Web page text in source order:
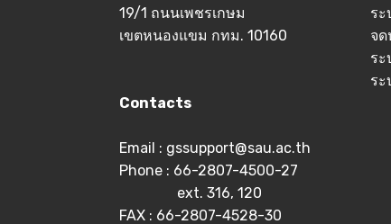
19/1 ถนนเพชรเกษม
เขตหนองแขม กทม. 10160
Contacts
Email : gssupport@sau.ac.th
Phone : 66-2807-4500-27
ext. 316, 120
FAX : 66-2807-4528-30
ระ
จ
ร
ร